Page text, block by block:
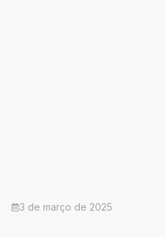
3 de março de 2025